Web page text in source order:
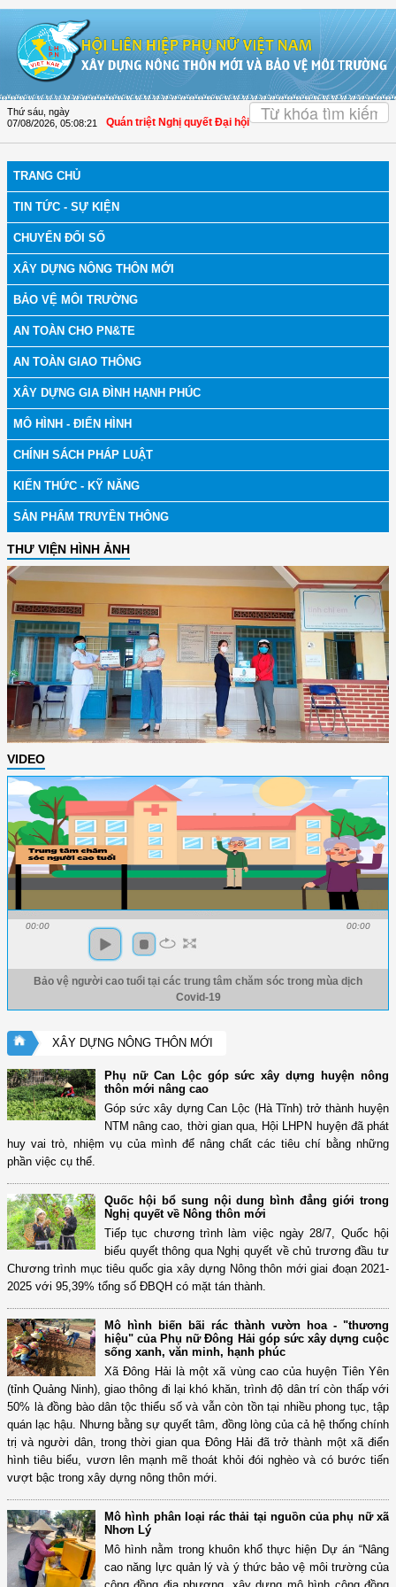
Thứ sáu, ngày
07/08/2026 05:08:21
| Đồng Tháp: Quán triệt Nghị quyết Đại hội đại biểu phụ nữ toàn quốc lần
TRANG CHỦ
TIN TỨC - SỰ KIỆN
CHUYỂN ĐỔI SỐ
XÂY DỰNG NÔNG THÔN MỚI
BẢO VỆ MÔI TRƯỜNG
AN TOÀN CHO PN&TE
AN TOÀN GIAO THÔNG
XÂY DỰNG GIA ĐÌNH HẠNH PHÚC
MÔ HÌNH - ĐIỂN HÌNH
CHÍNH SÁCH PHÁP LUẬT
KIẾN THỨC - KỸ NĂNG
SẢN PHẨM TRUYỀN THÔNG
THƯ VIỆN HÌNH ẢNH
VIDEO
00:00 00:00
Bảo vệ người cao tuổi tại các trung tâm chăm sóc trong mùa dịch
Covid-19
XÂY DỰNG NÔNG THÔN MỚI
Phụ nữ Can Lộc góp sức xây dựng huyện nông
thôn mới nâng cao
Góp sức xây dựng Can Lộc (Hà Tĩnh) trở thành huyện
NTM nâng cao, thời gian qua, Hội LHPN huyện đã phát
huy vai trò, nhiệm vụ của mình để nâng chất các tiêu chí bằng những
phần việc cụ thể.
Quốc hội bổ sung nội dung bình đẳng giới trong
Nghị quyết về Nông thôn mới
Tiếp tục chương trình làm việc ngày 28/7, Quốc hội
biểu quyết thông qua Nghị quyết về chủ trương đầu tư
Chương trình mục tiêu quốc gia xây dựng Nông thôn mới giai đoạn 2021-
2025 với 95,39% tổng số ĐBQH có mặt tán thành.
Mô hình biến bãi rác thành vườn hoa - "thương
hiệu" của Phụ nữ Đông Hải góp sức xây dựng cuộc
sống xanh, văn minh, hạnh phúc
Xã Đông Hải là một xã vùng cao của huyện Tiên Yên
(tỉnh Quảng Ninh), giao thông đi lại khó khăn, trình độ dân trí còn thấp với
50% là đồng bào dân tộc thiểu số và vẫn còn tồn tại nhiều phong tục, tập
quán lạc hậu. Nhưng bằng sự quyết tâm, đồng lòng của cả hệ thống chính
trị và người dân, trong thời gian qua Đông Hải đã trở thành một xã điển
hình tiêu biểu, vươn lên mạnh mẽ thoát khỏi đói nghèo và có bước tiến
vượt bậc trong xây dựng nông thôn mới.
Mô hình phân loại rác thải tại nguồn của phụ nữ xã
Nhơn Lý
Mô hình nằm trong khuôn khổ thực hiện Dự án “Nâng
cao năng lực quản lý và ý thức bảo vệ môi trường của
OK